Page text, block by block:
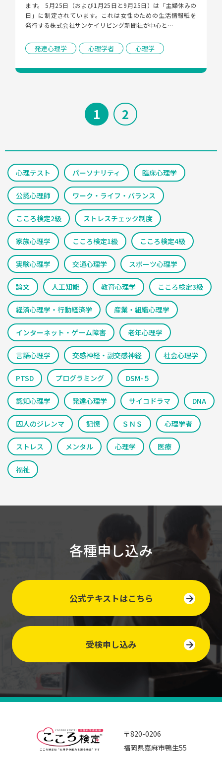
ます。 5月25日（および1月25日と9月25日）は「主婦休みの
日」に制定されています。これは女性のための生活情報紙を
発行する株式会社サンケイリビング新聞社が中心と…
発達心理学 心理学者 心理学
1 2
心理テスト パーソナリティ 臨床心理学
公認心理師 ワーク・ライフ・バランス
こころ検定2級 ストレスチェック制度
家族心理学 こころ検定1級 こころ検定4級
実験心理学 交通心理学 スポーツ心理学
論文 人工知能 教育心理学 こころ検定3級
経済心理学・行動経済学 産業・組織心理学
インターネット・ゲ一ム障害 老年心理学
言語心理学 交感神経・副交感神経 社会心理学
PTSD プログラミング DSM-５
認知心理学 発達心理学 サイコドラマ DNA
囚人のジレンマ 記憶 ＳＮＳ 心理学者
ストレス メンタル 心理学 医療
福祉
各種申し込み
公式テキストはこちら
受検申し込み
〒820-0206
福岡県嘉麻市鴨生55